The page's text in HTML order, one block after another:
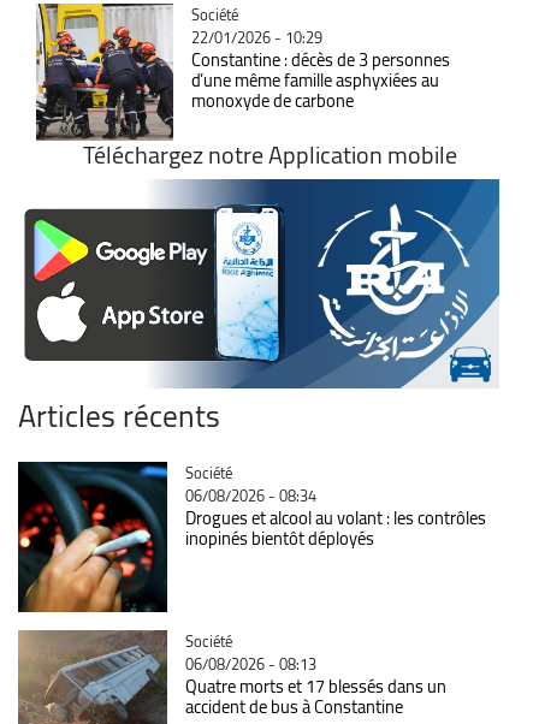
Catégorie
Société
22/01/2026 - 10:29
Constantine : décès de 3 personnes
d’une même famille asphyxiées au
monoxyde de carbone
Téléchargez notre Application mobile
Articles récents
Catégorie
Société
06/08/2026 - 08:34
Drogues et alcool au volant : les contrôles
inopinés bientôt déployés
Catégorie
Société
06/08/2026 - 08:13
Quatre morts et 17 blessés dans un
accident de bus à Constantine